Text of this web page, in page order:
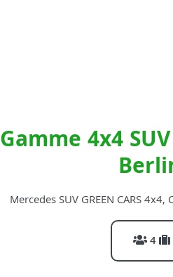
Gamme 4x4 SUV
Mercedes SUV GREEN CARS
4